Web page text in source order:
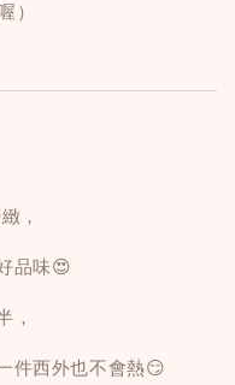
）
，
品味😍
，
件西外也不會熱😏